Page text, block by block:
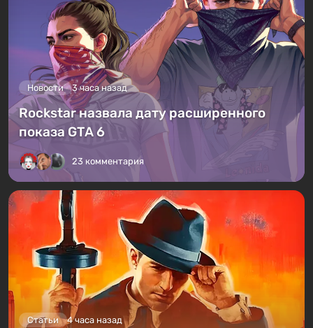
Новости 3 часа назад
Rockstar назвала дату расширенного
показа GTA 6
23 комментария
Статьи 4 часа назад